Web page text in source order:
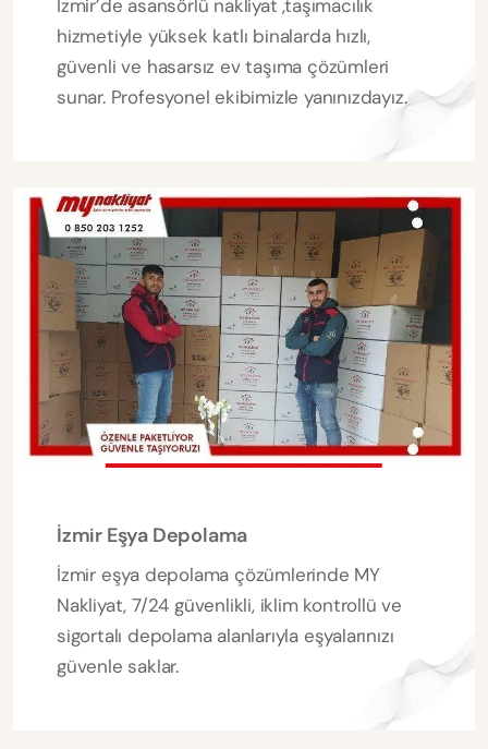
İzmir’de asansörlü nakliyat ,taşımacılık
hizmetiyle yüksek katlı binalarda hızlı,
güvenli ve hasarsız ev taşıma çözümleri
sunar. Profesyonel ekibimizle yanınızdayız.
İzmir Eşya Depolama
İzmir eşya depolama çözümlerinde MY
Nakliyat, 7/24 güvenlikli, iklim kontrollü ve
sigortalı depolama alanlarıyla eşyalarınızı
güvenle saklar.